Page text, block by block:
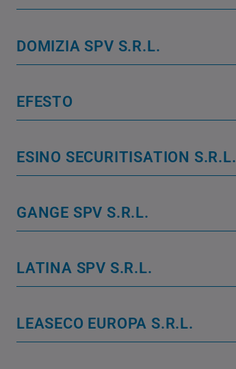
DOMIZIA SPV S.R.L.
EFESTO
ESINO SECURITISATION S.R.L.
GANGE SPV S.R.L.
LATINA SPV S.R.L.
LEASECO EUROPA S.R.L.